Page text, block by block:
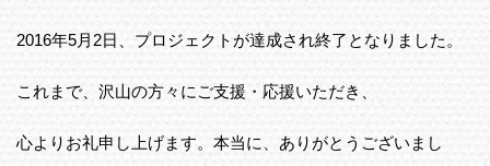
2016年5月2日、プロジェクトが達成され終了となりました。
これまで、沢山の方々にご支援・応援いただき、
心よりお礼申し上げます。本当に、ありがとうございまし